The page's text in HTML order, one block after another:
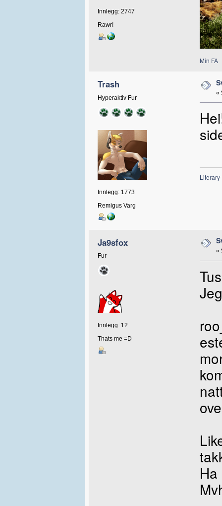
Innlegg: 2747
Rawr!
Min FA
Trash
Hyperaktiv Fur
Innlegg: 1773
Remigus Varg
«
Literary
Ja9sfox
Fur
Innlegg: 12
Thats me =D
«